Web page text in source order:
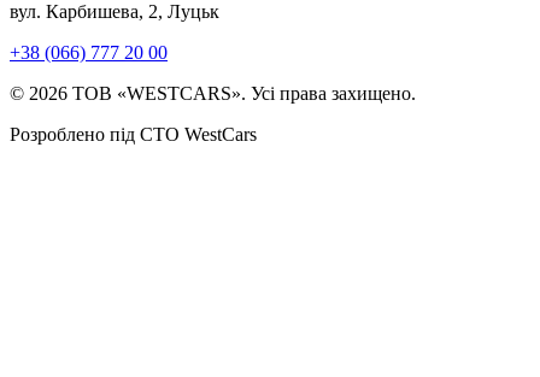
вул. Карбишева, 2, Луцьк
+38 (066) 777 20 00
© 2026 ТОВ «WESTCARS». Усі права захищено.
Розроблено під СТО WestCars